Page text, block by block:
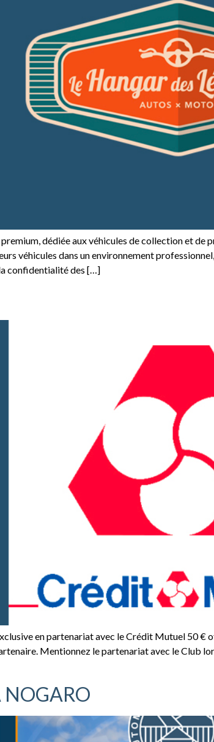
dédiée aux véhicules de collection et de
véhicules dans un environnement
confidentialité des […]
en partenariat avec le Crédit Mutuel 50 €
Mentionnez le partenariat avec le Club
NOGARO